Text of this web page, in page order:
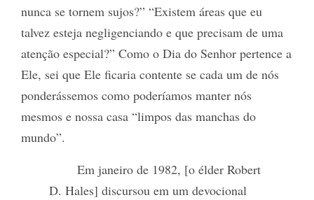
nunca se tornem sujos?” “Existem áreas que eu
talvez esteja negligenciando e que precisam de uma
atenção especial?” Como o Dia do Senhor pertence a
Ele, sei que Ele ficaria contente se cada um de nós
ponderássemos como poderíamos manter nós
mesmos e nossa casa “limpos das manchas do
mundo”.
Em janeiro de 1982, [o élder Robert
D. Hales] discursou em um devocional